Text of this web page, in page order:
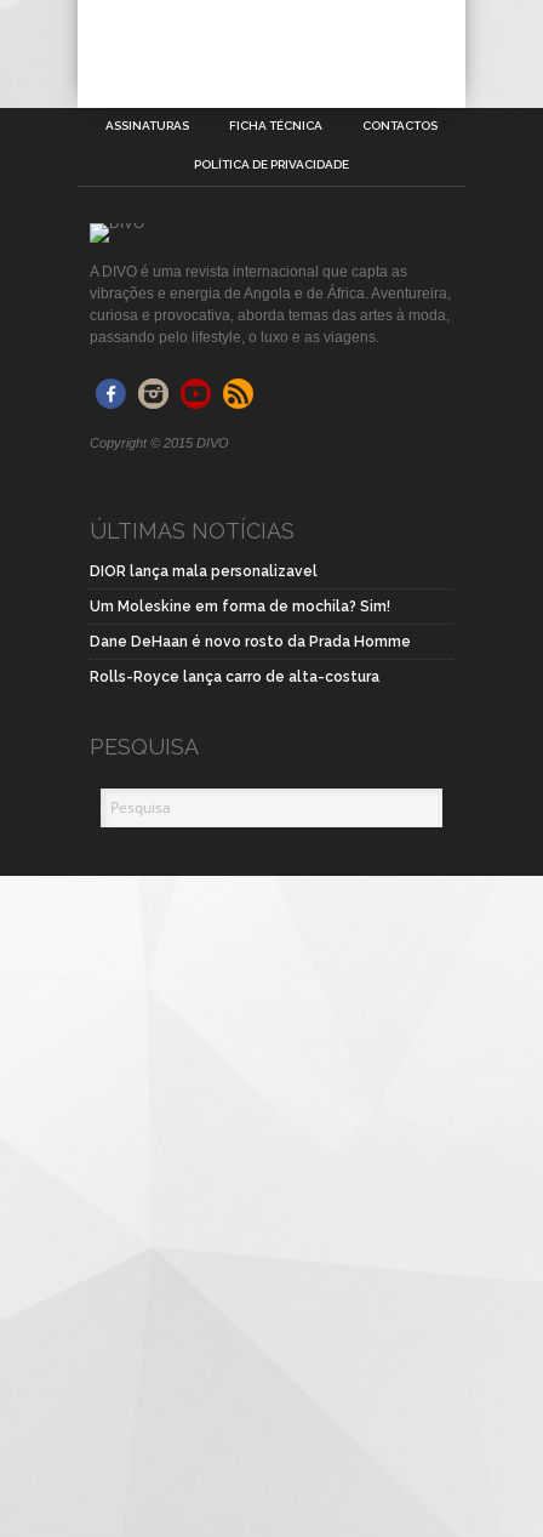
ASSINATURAS FICHA TÉCNICA CONTACTOS
POLÍTICA DE PRIVACIDADE
A DIVO é uma revista internacional que capta as
vibrações e energia de Angola e de África. Aventureira,
curiosa e provocativa, aborda temas das artes à moda,
passando pelo lifestyle, o luxo e as viagens.
Copyright © 2015 DIVO
ÚLTIMAS NOTÍCIAS
DIOR lança mala personalizavel
Um Moleskine em forma de mochila? Sim!
Dane DeHaan é novo rosto da Prada Homme
Rolls-Royce lança carro de alta-costura
PESQUISA